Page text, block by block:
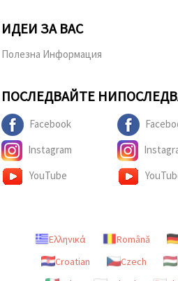
ИДЕИ ЗА ВАС
Полезна Информация
ПОСЛЕДВАЙТЕ НИ
Facebook
Instagram
YouTube
Ελληνικά Română
Croatian
Czech